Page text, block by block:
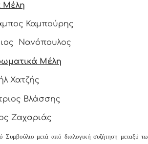
Μέλη
Καμπούρης
Νανόπουλος
Μέλη
Χατζής
Βλάσσης
Ζαχαριάς
Συμβούλιο μετά από διαλογική συζήτηση μεταξύ